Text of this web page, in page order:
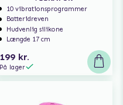
10 vibrationsprogrammer
Batteridreven
Hudvenlig silikone
Længde 17 cm
199 kr.
På lager